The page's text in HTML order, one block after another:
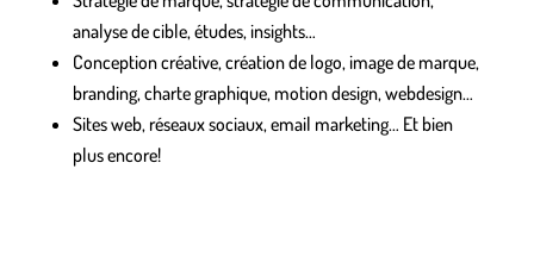
analyse de cible, études, insights…
Conception créative, création de logo, image de marque,
branding, charte graphique, motion design, webdesign…
Sites web, réseaux sociaux, email marketing… Et bien
plus encore!